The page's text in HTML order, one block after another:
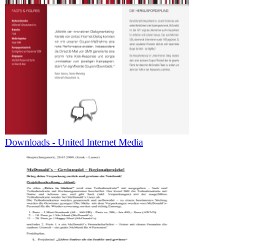
Downloads - United Internet Media